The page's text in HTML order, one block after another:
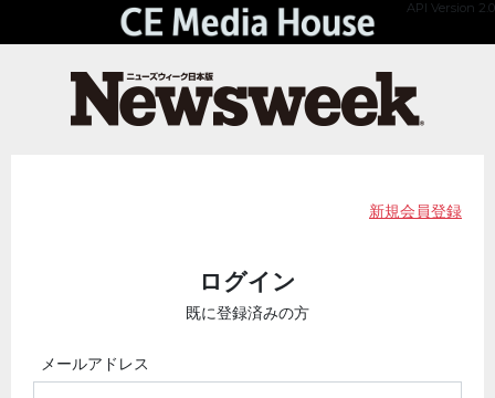
API Version 2.0
新規会員登録
ログイン
既に登録済みの方
メールアドレス